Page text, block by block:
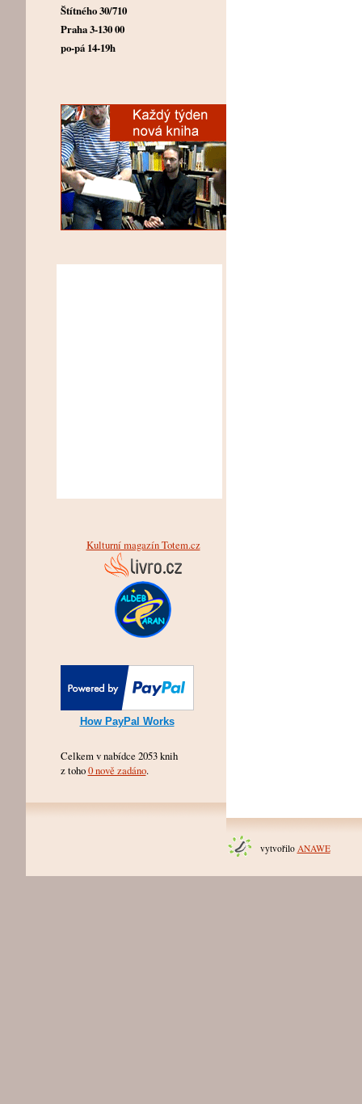
Štítného 30/710
Praha 3-130 00
po-pá 14-19h
Kulturní magazín Totem.cz
How PayPal Works
Celkem v nabídce 2053 knih
z toho0 nově zadáno.
vytvořilo ANAWE